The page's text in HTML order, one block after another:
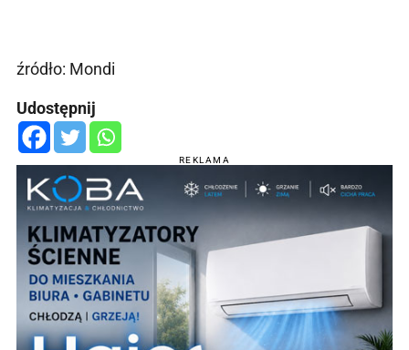
źródło: Mondi
Udostępnij
REKLAMA